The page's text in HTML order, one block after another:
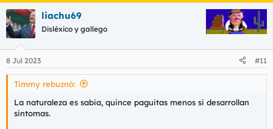
liachu69
Disléxico y gallego
8 Jul 2023 #11
Timmy rebuznó:
La naturaleza es sabia, quince paguitas menos si desarrollan
sintomas.